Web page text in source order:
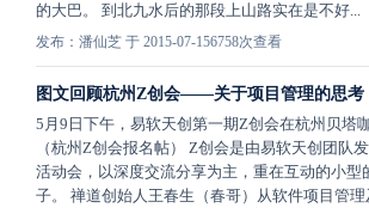
的大巴。 到北九水后的那段上山路实在是不好...
发布：潘仙芝 于 2015-07-156758次查看
图文回顾杭州Z创会——关于项目管理的思考
5月9日下午，易软天创第一期Z创会在杭州贝塔
（杭州Z创会报名帖） Z创会是由易软天创团队
活动会，以深度交流分享为主，重在互动的小型
子。 禅道创始人王春生（春哥）从软件项目管理